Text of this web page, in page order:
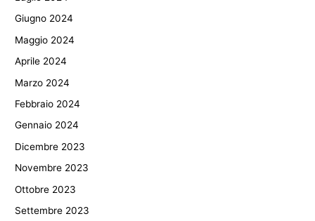
Giugno 2024
Maggio 2024
Aprile 2024
Marzo 2024
Febbraio 2024
Gennaio 2024
Dicembre 2023
Novembre 2023
Ottobre 2023
Settembre 2023